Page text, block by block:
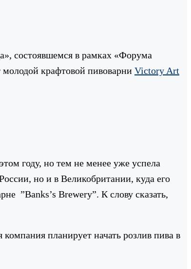
состоявшемся в рамках «Форума
крафтовой пивоварни Victory Art
году, но тем не менее уже успела
но и в Великобритании, куда его
”Banks’s Brewery”. К слову сказать,
планирует начать розлив пива в